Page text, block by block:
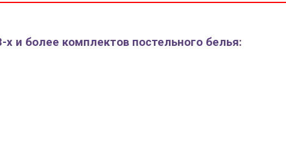
х и более комплектов постельного белья: